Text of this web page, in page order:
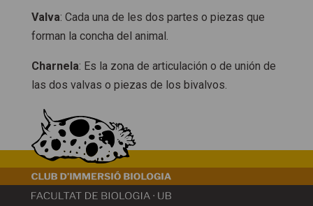
Valva: Cada una de les dos partes o piezas que
forman la concha del animal.
Charnela: Es la zona de articulación o de unión de
las dos valvas o piezas de los bivalvos.